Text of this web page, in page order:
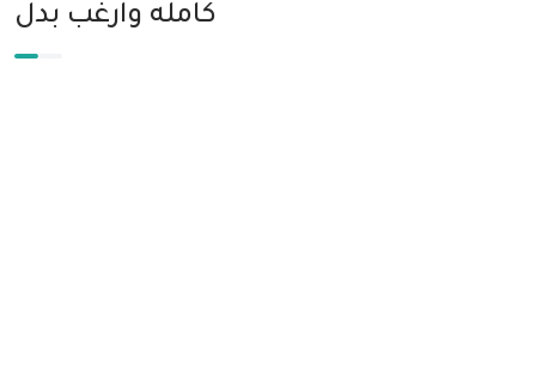
كامله وارغب بدل